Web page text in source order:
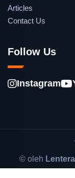
Articles
Contact Us
Follow Us
Instagram
© oleh